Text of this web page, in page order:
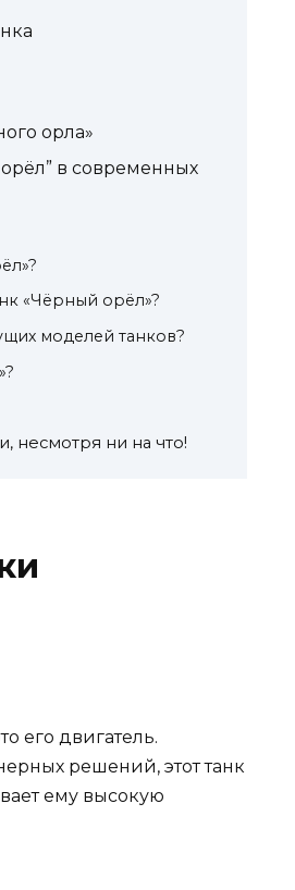
орла»
в современных
«Чёрный орёл»?
моделей танков?
несмотря ни на что!
его двигатель.
решений, этот танк
ему высокую